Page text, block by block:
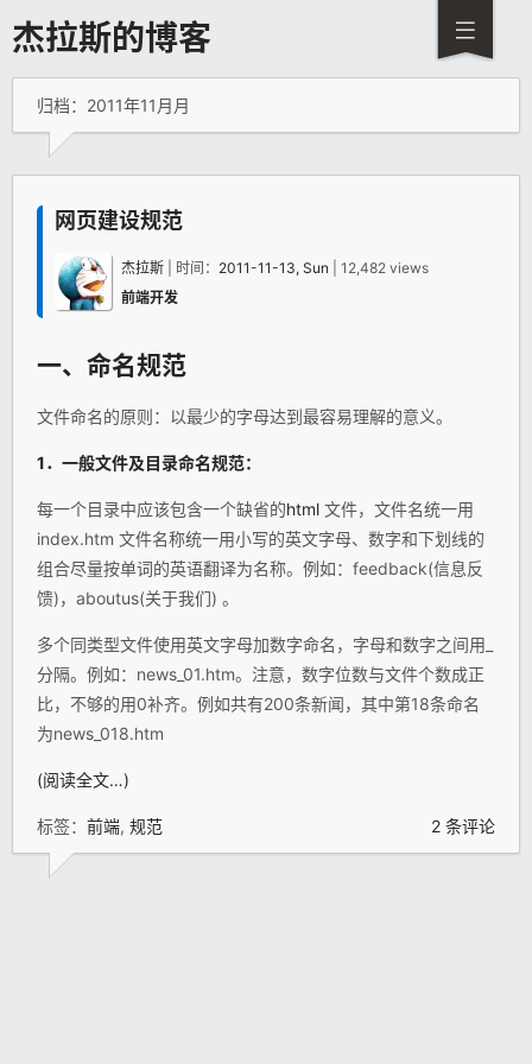
杰拉斯的博客
归档：2011年11月月
网页建设规范
杰拉斯 | 时间： 2011-11-13, Sun | 12,482 views
前端开发
一、命名规范
文件命名的原则：以最少的字母达到最容易理解的意义。
1．一般文件及目录命名规范：
每一个目录中应该包含一个缺省的html 文件，文件名统一用
index.htm 文件名称统一用小写的英文字母、数字和下划线的
组合尽量按单词的英语翻译为名称。例如：feedback(信息反
馈)，aboutus(关于我们) 。
多个同类型文件使用英文字母加数字命名，字母和数字之间用_
分隔。例如：news_01.htm。注意，数字位数与文件个数成正
比，不够的用0补齐。例如共有200条新闻，其中第18条命名
为news_018.htm
(阅读全文…)
标签： 前端, 规范 2 条评论